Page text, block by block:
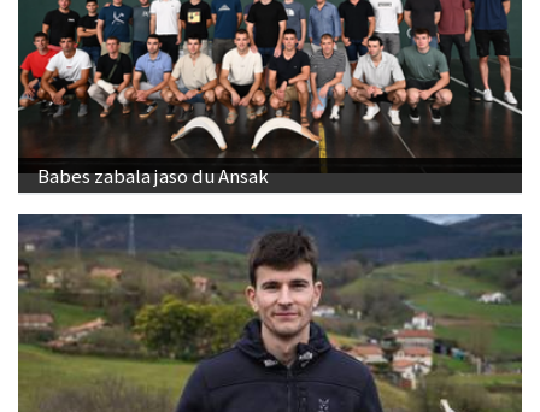
Babes zabala jaso du Ansak